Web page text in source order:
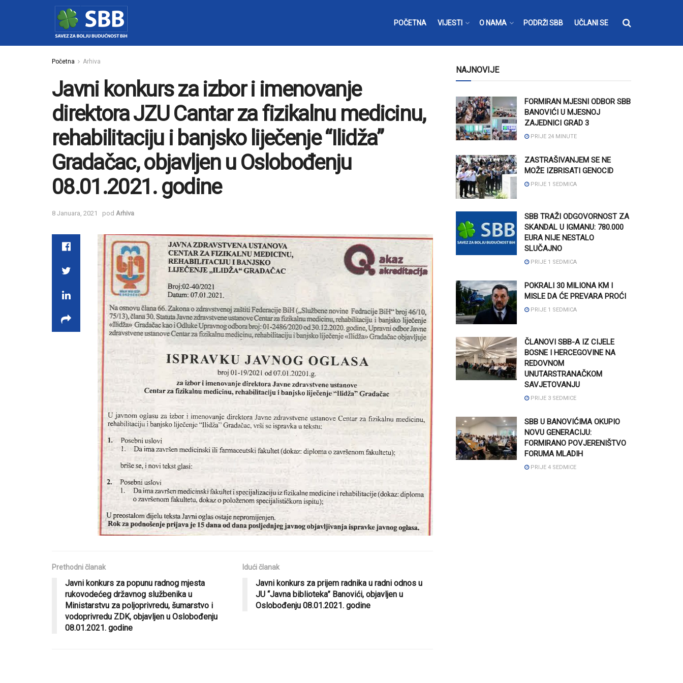
POČETNA VIJESTI O NAMA PODRŽI SBB UČLANI SE
Početna Arhiva
Javni konkurs za izbor i imenovanje
direktora JZU Cantar za fizikalnu medicinu,
rehabilitaciju i banjsko liječenje “Ilidža”
Gradačac, objavljen u Oslobođenju
08.01.2021. godine
8 Januara, 2021 pod Arhiva
Prethodni članak
Javni konkurs za popunu radnog mjesta
rukovodećeg državnog službenika u
Ministarstvu za poljoprivredu, šumarstvo i
vodoprivredu ZDK, objavljen u Oslobođenju
08.01.2021. godine
Idući članak
Javni konkurs za prijem radnika u radni odnos u
JU “Javna biblioteka” Banovići, objavljen u
Oslobođenju 08.01.2021. godine
NAJNOVIJE
FORMIRAN MJESNI ODBOR SBB
BANOVIĆI U MJESNOJ
ZAJEDNICI GRAD 3
PRIJE 24 MINUTE
ZASTRAŠIVANJEM SE NE
MOŽE IZBRISATI GENOCID
PRIJE 1 SEDMICA
SBB TRAŽI ODGOVORNOST ZA
SKANDAL U IGMANU: 780.000
EURA NIJE NESTALO
SLUČAJNO
PRIJE 1 SEDMICA
POKRALI 30 MILIONA KM I
MISLE DA ĆE PREVARA PROĆI
PRIJE 1 SEDMICA
ČLANOVI SBB-A IZ CIJELE
BOSNE I HERCEGOVINE NA
REDOVNOM
UNUTARSTRANAČKOM
SAVJETOVANJU
PRIJE 3 SEDMICE
SBB U BANOVIĆIMA OKUPIO
NOVU GENERACIJU:
FORMIRANO POVJERENIŠTVO
FORUMA MLADIH
PRIJE 4 SEDMICE